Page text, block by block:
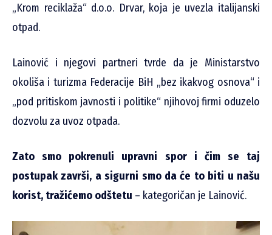
„Krom reciklaža“ d.o.o. Drvar, koja je uvezla italijanski
otpad.
Lainović i njegovi partneri tvrde da je Ministarstvo
okoliša i turizma Federacije BiH „bez ikakvog osnova“ i
„pod pritiskom javnosti i politike“ njihovoj firmi oduzelo
dozvolu za uvoz otpada.
Zato smo pokrenuli upravni spor i čim se taj
postupak završi, a sigurni smo da će to biti u našu
korist, tražićemo odštetu – kategoričan je Lainović.